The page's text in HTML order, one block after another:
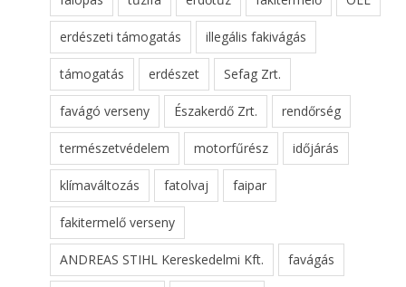
erdészeti támogatás illegális fakivágás
támogatás erdészet Sefag Zrt.
favágó verseny Északerdő Zrt. rendőrség
természetvédelem motorfűrész időjárás
klímaváltozás fatolvaj faipar
fakitermelő verseny
ANDREAS STIHL Kereskedelmi Kft. favágás